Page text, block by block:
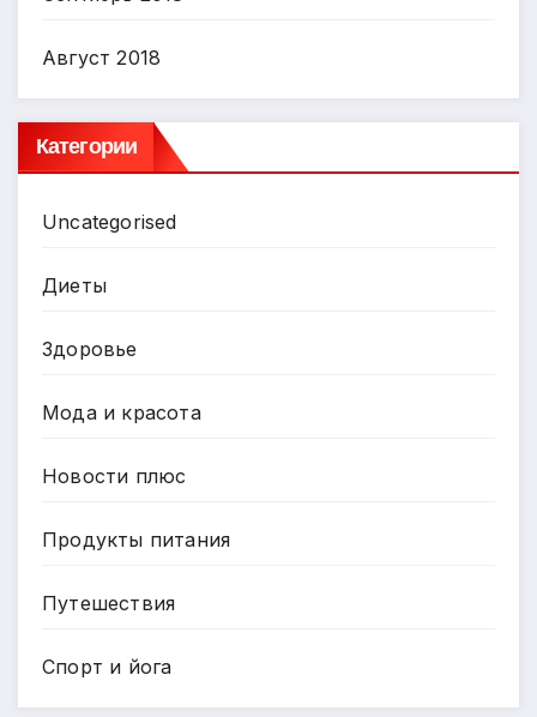
Август 2018
Категории
Uncategorised
Диеты
Здоровье
Мода и красота
Новости плюс
Продукты питания
Путешествия
Спорт и йога